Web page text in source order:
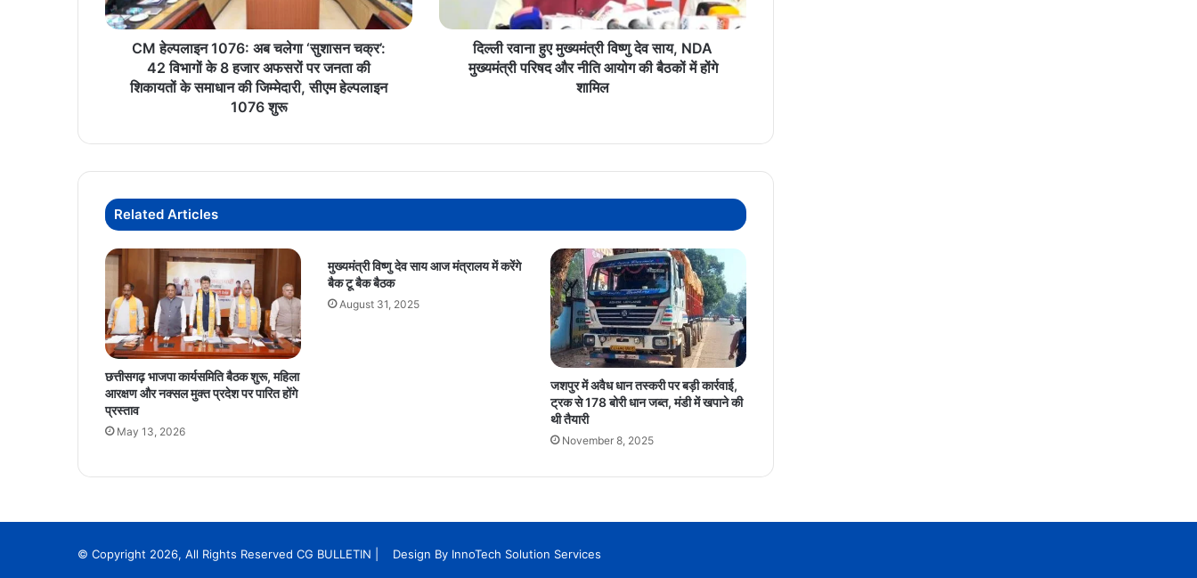
42
विभागों
शिकायतों
समाधान
की
जिम्मेदारी,
सीएम
हेल्पलाइन
1076
शुरू
CM हेल्पलाइन 1076: अब चलेगा ‘सुशासन चक्र’:
42 विभागों के 8 हजार अफसरों पर जनता की
शिकायतों के समाधान की जिम्मेदारी, सीएम हेल्पलाइन
1076 शुरू
मुख्यमंत्री
होंगे
दिल्ली रवाना हुए मुख्यमंत्री विष्णु देव साय, NDA
मुख्यमंत्री परिषद और नीति आयोग की बैठकों में होंगे
शामिल
Related Articles
छत्तीसगढ़ भाजपा कार्यसमिति बैठक शुरू, महिला
आरक्षण और नक्सल मुक्त प्रदेश पर पारित होंगे
प्रस्ताव
May 13, 2026
मुख्यमंत्री विष्णु देव साय आज मंत्रालय में करेंगे
बैक टू बैक बैठक
August 31, 2025
जशपुर में अवैध धान तस्करी पर बड़ी कार्रवाई,
ट्रक से 178 बोरी धान जब्त, मंडी में खपाने की
थी तैयारी
November 8, 2025
© Copyright 2026, All Rights Reserved CG BULLETIN | Design By InnoTech Solution Services